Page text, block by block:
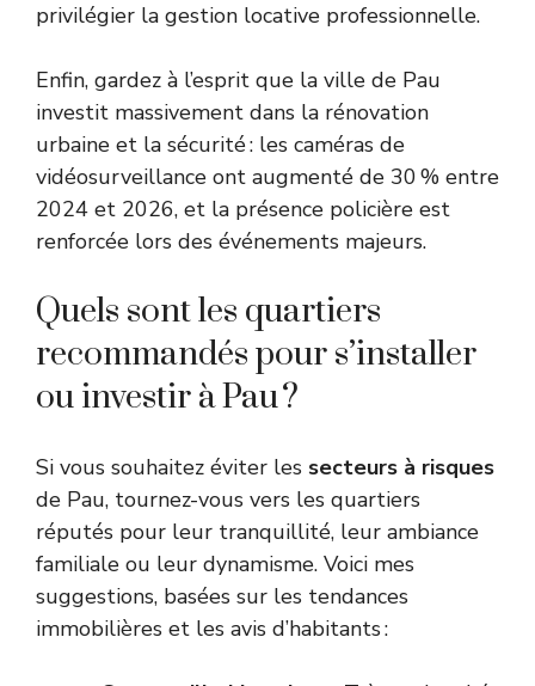
privilégier la gestion locative professionnelle.
Enfin, gardez à l’esprit que la ville de Pau
investit massivement dans la rénovation
urbaine et la sécurité : les caméras de
vidéosurveillance ont augmenté de 30 % entre
2024 et 2026, et la présence policière est
renforcée lors des événements majeurs.
Quels sont les quartiers
recommandés pour s’installer
ou investir à Pau ?
Si vous souhaitez éviter les secteurs à risques
de Pau, tournez-vous vers les quartiers
réputés pour leur tranquillité, leur ambiance
familiale ou leur dynamisme. Voici mes
suggestions, basées sur les tendances
immobilières et les avis d’habitants :